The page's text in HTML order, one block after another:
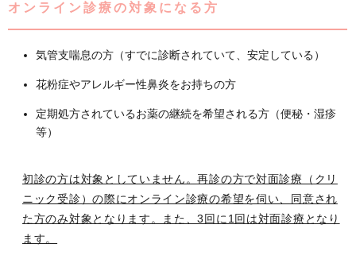
オンライン診療の対象になる方
気管支喘息の方（すでに診断されていて、安定している）
花粉症やアレルギー性鼻炎をお持ちの方
定期処方されているお薬の継続を希望される方（便秘・湿疹
等）
初診の方は対象としていません。再診の方で対面診療（クリ
ニック受診）の際にオンライン診療の希望を伺い、同意され
た方のみ対象となります。また、3回に1回は対面診療となり
ます。